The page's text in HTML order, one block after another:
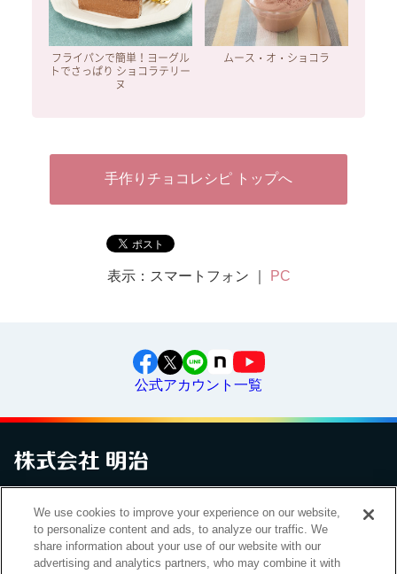
フライパンで簡単！ヨーグル
トでさっぱり ショコラテリー
ヌ
ムース・オ・ショコラ
手作りチョコレシピ トップへ
表示：スマートフォン ｜ PC
公式アカウント一覧
お問い合わせ サイトマップ 個人情報保護について
電子公告
アクセシビリティへの対応方針ご利用規約明治グループのDX
Cookie Settings
We use cookies to improve your experience on our website,
to personalize content and ads, to analyze our traffic. We
share information about your use of our website with our
advertising and analytics partners, who may combine it with